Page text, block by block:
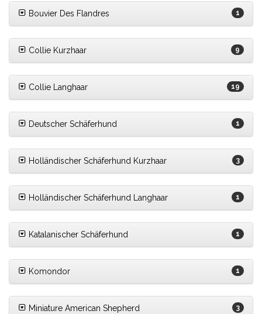
Bouvier Des Flandres 1
Collie Kurzhaar 9
Collie Langhaar 19
Deutscher Schäferhund 1
Holländischer Schäferhund Kurzhaar 3
Holländischer Schäferhund Langhaar 1
Katalanischer Schäferhund 1
Komondor 1
Miniature American Shepherd 3